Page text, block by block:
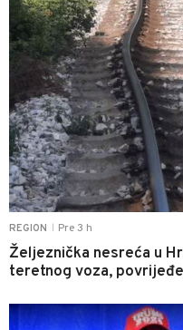
REGION Pre 3 h
Željeznička nesreća u
teretnog voza,